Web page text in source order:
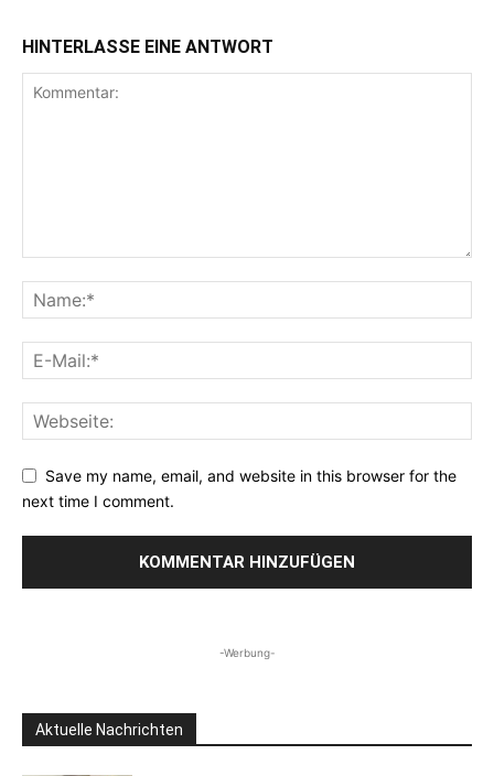
HINTERLASSE EINE ANTWORT
Save my name, email, and website in this browser for the
next time I comment.
-Werbung-
Aktuelle Nachrichten